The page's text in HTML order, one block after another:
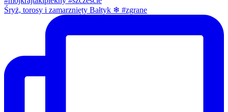
Śryż, torosy i zamarznięty Bałtyk ❄ #zgrane